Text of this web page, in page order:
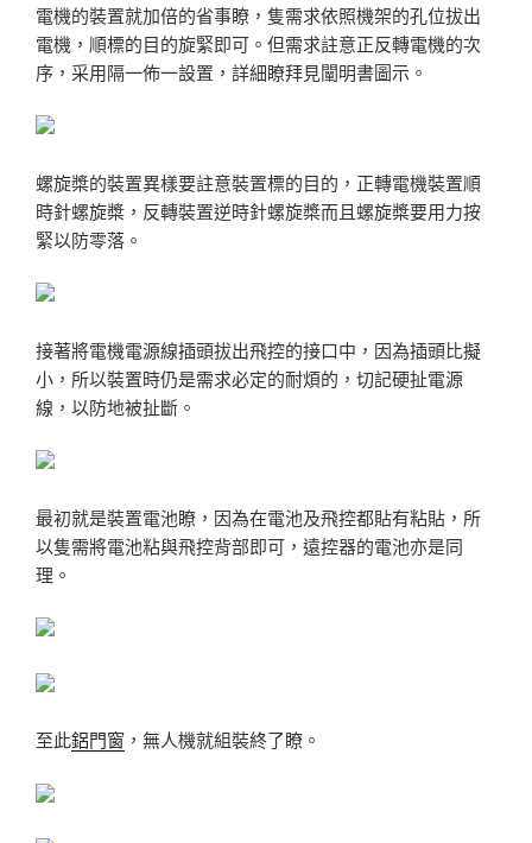
電機的裝置就加倍的省事瞭，隻需求依照機架的孔位拔出
電機，順標的目的旋緊即可。但需求註意正反轉電機的次
序，采用隔一佈一設置，詳細瞭拜見闡明書圖示。
螺旋槳的裝置異樣要註意裝置標的目的，正轉電機裝置順
時針螺旋槳，反轉裝置逆時針螺旋槳而且螺旋槳要用力按
緊以防零落。
接著將電機電源線插頭拔出飛控的接口中，因為插頭比擬
小，所以裝置時仍是需求必定的耐煩的，切記硬扯電源
線，以防地被扯斷。
最初就是裝置電池瞭，因為在電池及飛控都貼有粘貼，所
以隻需將電池粘與飛控背部即可，遠控器的電池亦是同
理。
至此鋁門窗 ，無人機就組裝終了瞭。